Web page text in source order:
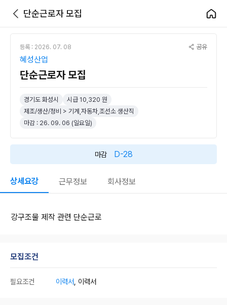
단순근로자 모집
등록 : 2026. 07. 08 공유
혜성산업
단순근로자 모집
경기도 화성시
시급 10,320 원
제조/생산/정비 > 기계,자동차,조선소 생산직
마감 : 26. 09. 06 (일요일)
마감 D-28
상세요강 근무정보 회사정보
강구조물 제작 관련 단순근로
모집조건
필요조건 이력서 , 이력서